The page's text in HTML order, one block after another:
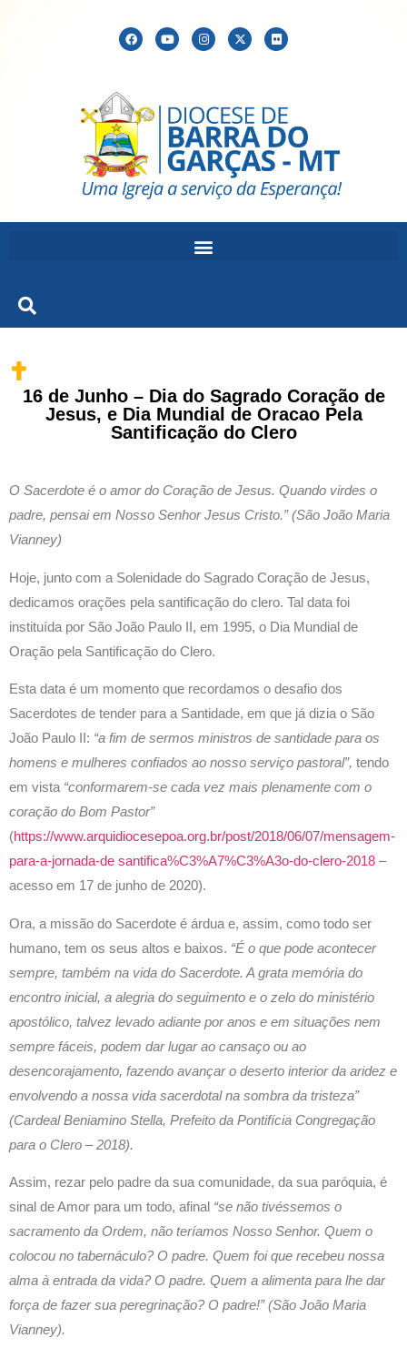
16 de Junho – Dia do Sagrado Coração de
Jesus, e Dia Mundial de Oracao Pela
Santificação do Clero
O Sacerdote é o amor do Coração de Jesus. Quando virdes o
padre, pensai em Nosso Senhor Jesus Cristo.” (São João Maria
Vianney)
Hoje, junto com a Solenidade do Sagrado Coração de Jesus,
dedicamos orações pela santificação do clero. Tal data foi
instituída por São João Paulo II, em 1995, o Dia Mundial de
Oração pela Santificação do Clero.
Esta data é um momento que recordamos o desafio dos
Sacerdotes de tender para a Santidade, em que já dizia o São
João Paulo II: “a fim de sermos ministros de santidade para os
homens e mulheres confiados ao nosso serviço pastoral”, tendo
em vista “conformarem-se cada vez mais plenamente com o
coração do Bom Pastor”
(https://www.arquidiocesepoa.org.br/post/2018/06/07/mensagem-
para-a-jornada-de santifica%C3%A7%C3%A3o-do-clero-2018 –
acesso em 17 de junho de 2020).
Ora, a missão do Sacerdote é árdua e, assim, como todo ser
humano, tem os seus altos e baixos. “É o que pode acontecer
sempre, também na vida do Sacerdote. A grata memória do
encontro inicial, a alegria do seguimento e o zelo do ministério
apostólico, talvez levado adiante por anos e em situações nem
sempre fáceis, podem dar lugar ao cansaço ou ao
desencorajamento, fazendo avançar o deserto interior da aridez e
envolvendo a nossa vida sacerdotal na sombra da tristeza”
(Cardeal Beniamino Stella, Prefeito da Pontifícia Congregação
para o Clero – 2018).
Assim, rezar pelo padre da sua comunidade, da sua paróquia, é
sinal de Amor para um todo, afinal “se não tivéssemos o
sacramento da Ordem, não teríamos Nosso Senhor. Quem o
colocou no tabernáculo? O padre. Quem foi que recebeu nossa
alma à entrada da vida? O padre. Quem a alimenta para lhe dar
força de fazer sua peregrinação? O padre!” (São João Maria
Vianney).